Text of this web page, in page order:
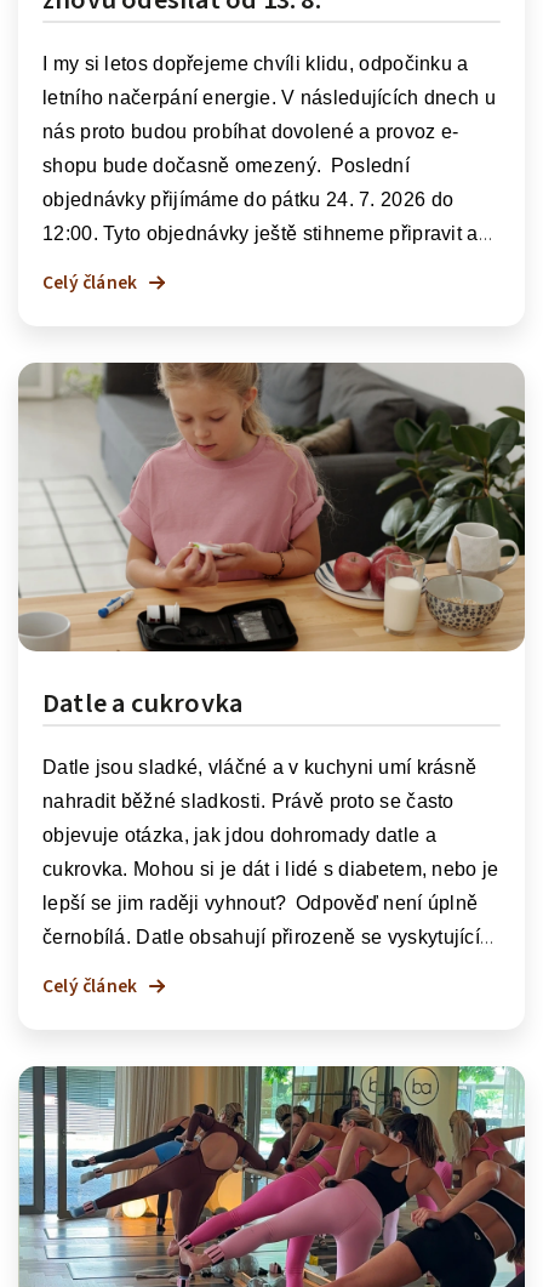
I my si letos dopřejemechvíli klidu, odpočinku a
letního načerpání energie. V následujících dnech u
nás proto budou probíhat dovolené a provoz e-
shopu bude dočasně omezený.
Poslední
objednávky přijímámedo pátku 24. 7. 2026 do
12:00. Tyto objednávky ještě stihneme připravit a
Děkujeme za pochopení a přejeme vámkrásné
léto plné pohody,
slunce a dobrého mlsání.
Celý článek
Datle a cukrovka
Datle jsou sladké, vláčné a v kuchyni umí krásně
nahraditběžné sladkosti. Právě proto se často
objevuje otázka, jak jdou dohromady datle a
cukrovka. Mohou si je dát i lidé s diabetem, nebo je
lepší se jim raději vyhnout? Odpověď není úplně
černobílá. Datle obsahují přirozeně se vyskytující
je potřeba hlídat množství,celkový příjem
sacharidů a individuální reakci těla.Datle se v
oblastech severní Afriky a Blízkého východujedí
už po staletí.Často se jim říká „chléb pouště“,
protože byly důležitým zdrojem energiepro lidi na
cestáchi v horkých oblastech.A není divu. Jsou
skladné, sladké a v malém množstvídodají
Celý článek